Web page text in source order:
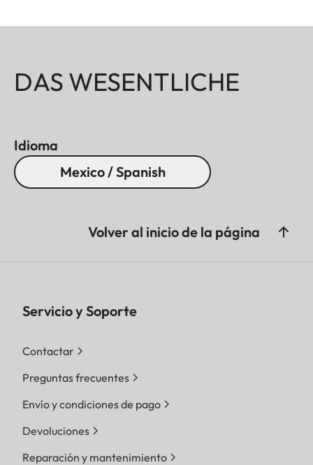
DAS WESENTLICHE
Idioma
Mexico / Spanish
Volver al inicio de la página
Servicio y Soporte
Contactar
Preguntas frecuentes
Envío y condiciones de pago
Devoluciones
Reparación y mantenimiento